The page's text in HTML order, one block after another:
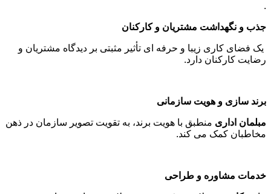
.
جذب و نگهداشت مشتریان و کارکنان
یک فضای کاری زیبا و حرفه ای تأثیر مثبتی بر دیدگاه مشتریان و
رضایت کارکنان دارد.
برند سازی و هویت سازمانی
مبلمان اداری منطبق با هویت برند، به تقویت تصویر سازمان در ذهن
مخاطبان کمک می کند.
خدمات مشاوره و طراحی